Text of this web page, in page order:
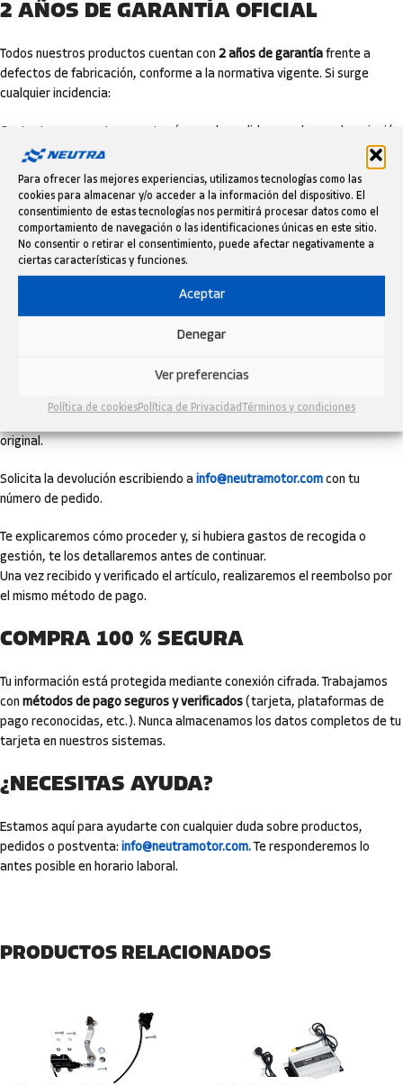
Para ofrecer las mejores experiencias, utilizamos tecnologías como las
cookies para almacenar y/o acceder a la información del dispositivo. El
consentimiento de estas tecnologías nos permitirá procesar datos como el
comportamiento de navegación o las identificaciones únicas en este sitio.
No consentir o retirar el consentimiento, puede afectar negativamente a
ciertas características y funciones.
Aceptar
Denegar
Ver preferencias
Política de cookiesPolítica de Privacidad Términos y condiciones
2 AÑOS DE GARANTÍA OFICIAL
Todos nuestros productos cuentan con 2 años de garantía frente a
defectos de fabricación, conforme a la normativa vigente. Si surge
cualquier incidencia:
del problema.
Te indicaremos los pasos para la evaluación y, si procede, la reparación,
sustitución o reembolso.
La garantía no cubre desgaste por uso, daños por instalación incorrecta
o un uso no previsto del producto.
DEVOLUCIONES FÁCILES HASTA 60
DÍAS
original.
Solicita la devolución escribiendo a info@neutramotor.com con tu
número de pedido.
Te explicaremos cómo proceder y, si hubiera gastos de recogida o
gestión, te los detallaremos antes de continuar.
Una vez recibido y verificado el artículo, realizaremos el reembolso por
el mismo método de pago.
COMPRA 100 % SEGURA
Tu información está protegida mediante conexión cifrada. Trabajamos
con métodos de pago seguros y verificados (tarjeta, plataformas de
pago reconocidas, etc.). Nunca almacenamos los datos completos de tu
tarjeta en nuestros sistemas.
¿NECESITAS AYUDA?
Estamos aquí para ayudarte con cualquier duda sobre productos,
pedidos o postventa: info@neutramotor.com.Te responderemos lo
antes posible en horario laboral.
PRODUCTOS RELACIONADOS